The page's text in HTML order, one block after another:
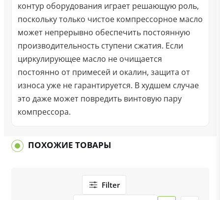
контур оборудования играет решающую роль,
поскольку только чистое компрессорное масло
может непрерывно обеспечить постоянную
производительность ступени сжатия. Если
циркулирующее масло не очищается
постоянно от примесей и окалин, защита от
износа уже не гарантируется. В худшем случае
это даже может повредить винтовую пару
компрессора.
ПОХОЖИЕ ТОВАРЫ
Filter